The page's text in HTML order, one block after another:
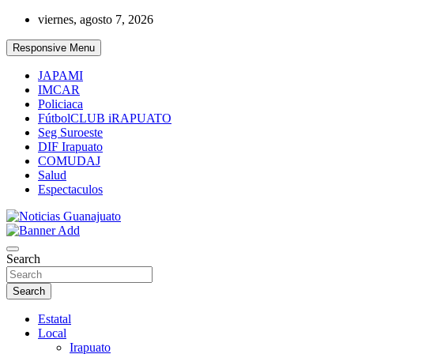
Skip
content
viernes, agosto 7, 2026
Responsive Menu
JAPAMI
IMCAR
Policiaca
FútbolCLUB iRAPUATO
Seg Suroeste
DIF Irapuato
COMUDAJ
Salud
Espectaculos
Noticias Guanajuato
Search
Search
Estatal
Local
Irapuato